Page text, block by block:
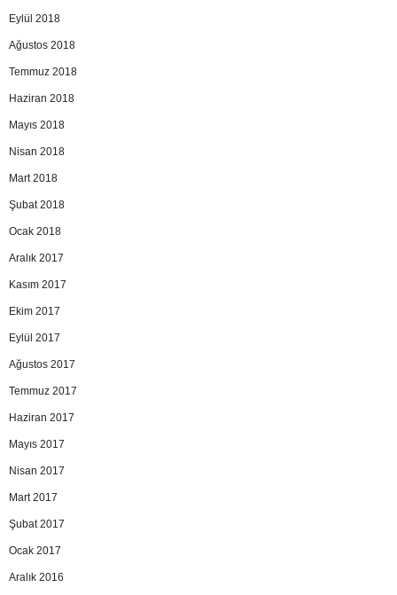
Eylül 2018
Ağustos 2018
Temmuz 2018
Haziran 2018
Mayıs 2018
Nisan 2018
Mart 2018
Şubat 2018
Ocak 2018
Aralık 2017
Kasım 2017
Ekim 2017
Eylül 2017
Ağustos 2017
Temmuz 2017
Haziran 2017
Mayıs 2017
Nisan 2017
Mart 2017
Şubat 2017
Ocak 2017
Aralık 2016